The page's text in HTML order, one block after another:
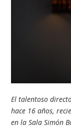
El talentoso
hace 16 años,
en la Sala Simón